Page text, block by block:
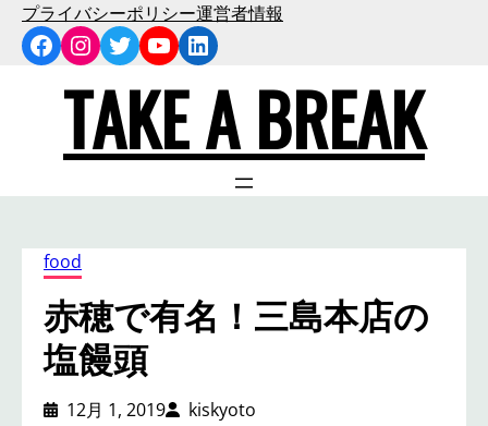
プライバシーポリシー運営者情報
Facebook
Instagram
Twitter
YouTube
LinkedIn
TAKE A BREAK
food
赤穂で有名！三島本店の
塩饅頭
12月 1, 2019 kiskyoto